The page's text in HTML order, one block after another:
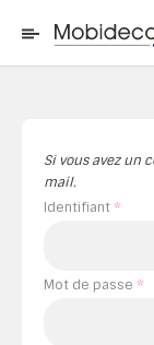
La boutique ne
les cookies sont
Si vous avez un
mail.
Identifiant
Mot de passe